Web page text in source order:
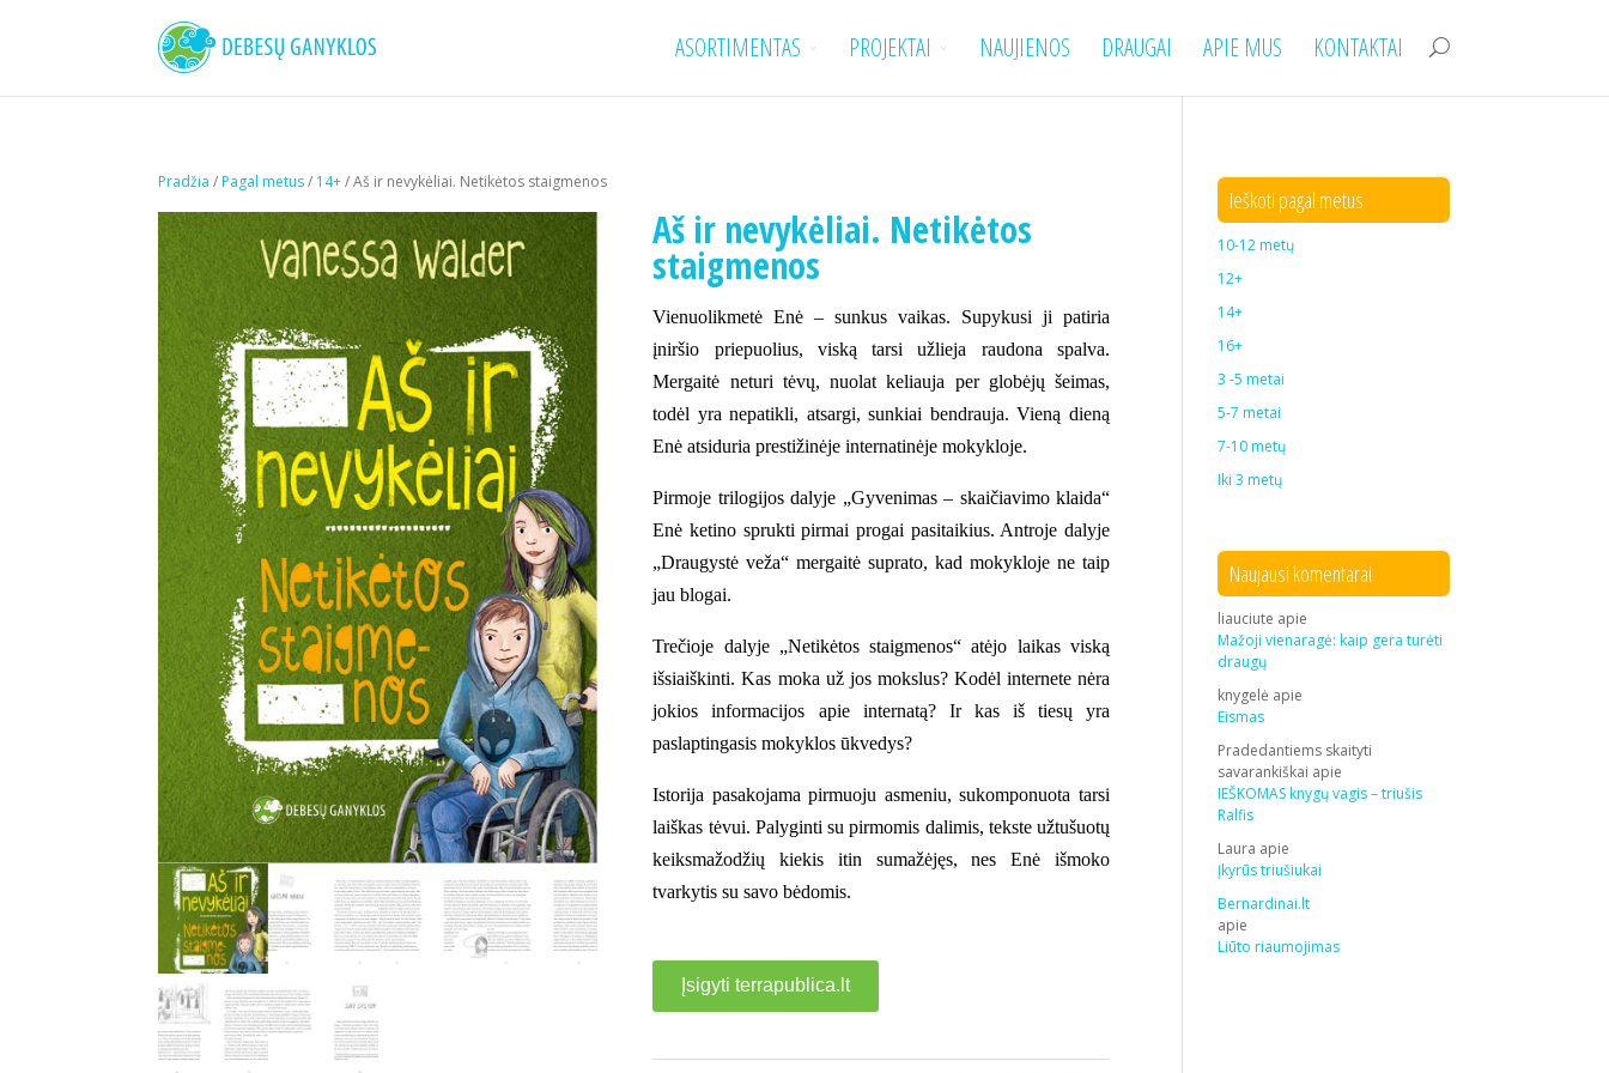
ASORTIMENTAS PROJEKTAI NAUJIENOS DRAUGAI APIE MUS KONTAKTAI
Pradžia /Pagal metus/ 14+/ Aš ir nevykėliai. Netikėtos staigmenos
Aš ir nevykėliai. Netikėtos
staigmenos
Vienuolikmetė Enė – sunkus vaikas. Supykusi ji patiria
įniršio priepuolius, viską tarsi užlieja raudona spalva.
Mergaitė neturi tėvų, nuolat keliauja per globėjų šeimas,
todėl yra nepatikli, atsargi, sunkiai bendrauja. Vieną dieną
Enė atsiduria prestižinėje internatinėje mokykloje.
Pirmoje trilogijos dalyje „Gyvenimas – skaičiavimo klaida“
Enė ketino sprukti pirmai progai pasitaikius. Antroje dalyje
„Draugystė veža“ mergaitė suprato, kad mokykloje ne taip
jau blogai.
Trečioje dalyje „Netikėtos staigmenos“ atėjo laikas viską
išsiaiškinti. Kas moka už jos mokslus? Kodėl internete nėra
jokios informacijos apie internatą? Ir kas iš tiesų yra
paslaptingasis mokyklos ūkvedys?
Istorija pasakojama pirmuoju asmeniu, sukomponuota tarsi
laiškas tėvui. Palyginti su pirmomis dalimis, tekste užtušuotų
keiksmažodžių kiekis itin sumažėjęs, nes Enė išmoko
tvarkytis su savo bėdomis.
Įsigyti terrapublica.lt
Ieškoti pagal metus
10-12 metų
12+
14+
16+
3 -5 metai
5-7 metai
7-10 metų
Iki 3 metų
Naujausi komentarai
liauciute apie
Mažoji vienaragė: kaip gera turėti
draugų
knygelė apie
Eismas
Pradedantiems skaityti
savarankiškai apie
IEŠKOMAS knygų vagis – triušis
Ralfis
Laura apie
Įkyrūs triušiukai
Bernardinai.lt
apie
Liūto riaumojimas